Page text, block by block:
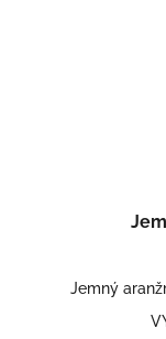
Jemný